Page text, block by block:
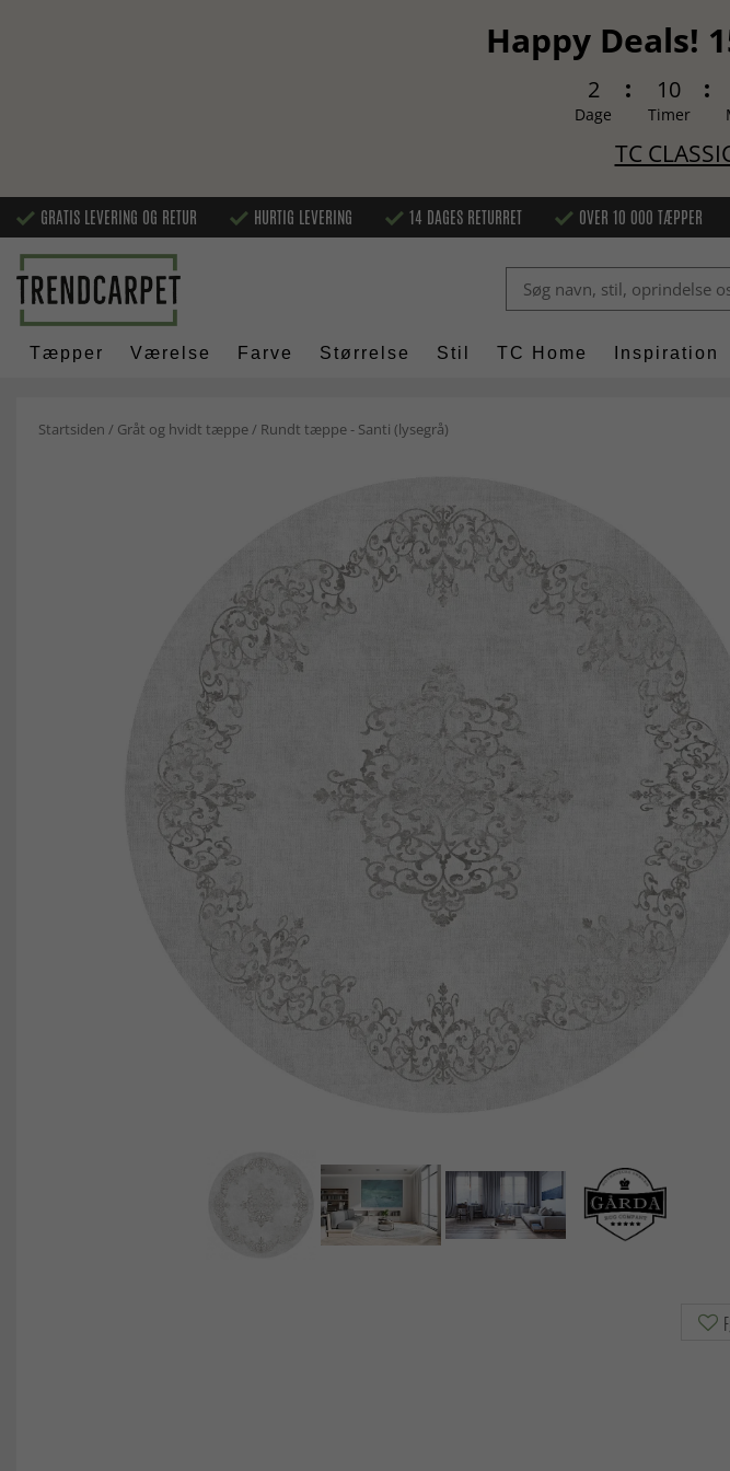
Happy Deals!
2
Dage
10
Timer
TC
GRATIS LEVERING OG RETUR HURTIG LEVERING 14 DAGES RETURRET OVER 10 000 TÆPPER
Tæpper Værelse Farve Størrelse Stil TC Home Inspiration
Startsiden / Gråt og hvidt tæppe/ Rundt tæppe - Santi (lysegrå)